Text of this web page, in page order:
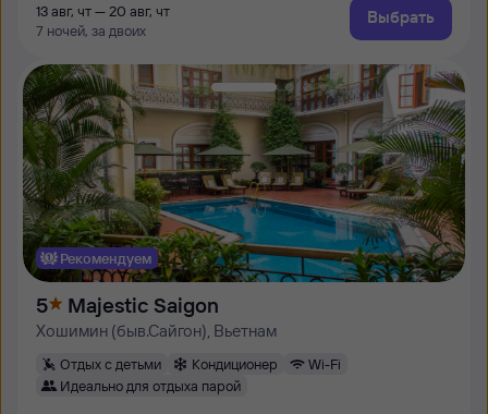
13 авг, чт — 20 авг, чт
7 ночей, за двоих
Выбрать
Рекомендуем
5 Majestic Saigon
Хошимин (быв.Сайгон), Вьетнам
Отдых с детьми Кондиционер
Wi-Fi
Идеально для отдыха парой